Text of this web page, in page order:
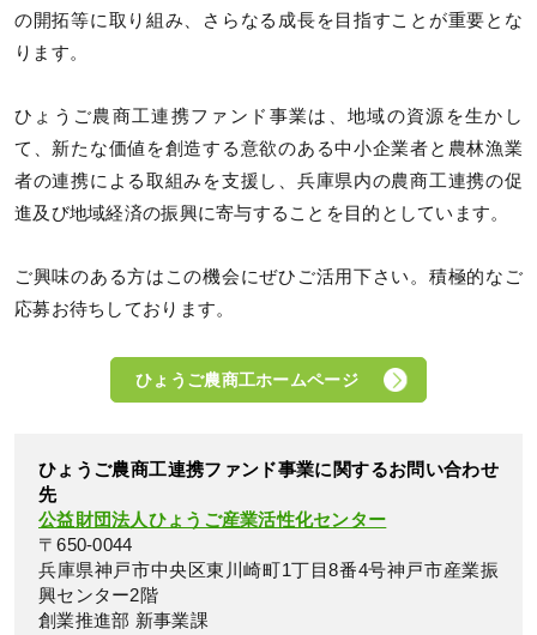
の開拓等に取り組み、さらなる成長を目指すことが重要とな
ります。
ひょうご農商工連携ファンド事業は、地域の資源を生かし
て、新たな価値を創造する意欲のある中小企業者と農林漁業
者の連携による取組みを支援し、兵庫県内の農商工連携の促
進及び地域経済の振興に寄与することを目的としています。
ご興味のある方はこの機会にぜひご活用下さい。積極的なご
応募お待ちしております。
ひょうご農商工ホームページ
ひょうご農商工連携ファンド事業に関するお問い合わせ
先
公益財団法人ひょうご産業活性化センター
〒650-0044
兵庫県神戸市中央区東川崎町1丁目8番4号神戸市産業振
興センター2階
創業推進部 新事業課